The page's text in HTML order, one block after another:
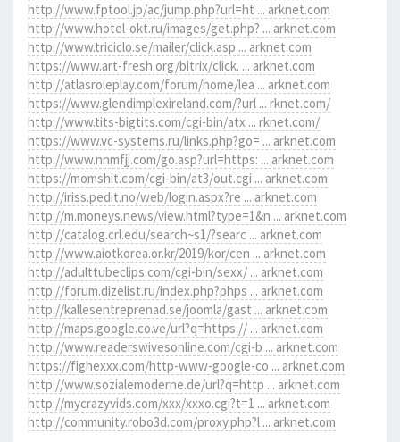
http://www.fptool.jp/ac/jump.php?url=ht ... arknet.com
http://www.hotel-okt.ru/images/get.php? ... arknet.com
http://www.triciclo.se/mailer/click.asp ... arknet.com
https://www.art-fresh.org/bitrix/click. ... arknet.com
http://atlasroleplay.com/forum/home/lea ... arknet.com
https://www.glendimplexireland.com/?url ... rknet.com/
http://www.tits-bigtits.com/cgi-bin/atx ... rknet.com/
https://www.vc-systems.ru/links.php?go= ... arknet.com
http://www.nnmfjj.com/go.asp?url=https: ... arknet.com
https://momshit.com/cgi-bin/at3/out.cgi ... arknet.com
http://iriss.pedit.no/web/login.aspx?re ... arknet.com
http://m.moneys.news/view.html?type=1&n ... arknet.com
http://catalog.crl.edu/search~s1/?searc ... arknet.com
http://www.aiotkorea.or.kr/2019/kor/cen ... arknet.com
http://adulttubeclips.com/cgi-bin/sexx/ ... arknet.com
http://forum.dizelist.ru/index.php?phps ... arknet.com
http://kallesentreprenad.se/joomla/gast ... arknet.com
http://maps.google.co.ve/url?q=https:// ... arknet.com
http://www.readerswivesonline.com/cgi-b ... arknet.com
https://fighexxx.com/http-www-google-co ... arknet.com
http://www.sozialemoderne.de/url?q=http ... arknet.com
http://mycrazyvids.com/xxx/xxxo.cgi?t=1 ... arknet.com
http://community.robo3d.com/proxy.php?l ... arknet.com